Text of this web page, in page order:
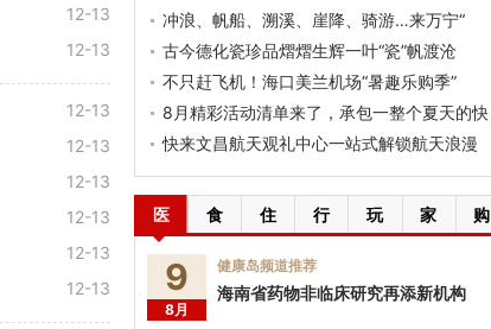
12-13
12-13
12-13
12-13
12-13
12-13
12-13
12-13
冲浪、帆船、溯溪、崖降、骑游…来万宁“
古今德化瓷珍品熠熠生辉一叶“瓷”帆渡沧
不只赶飞机！海口美兰机场“暑趣乐购季”
8月精彩活动清单来了，承包一整个夏天的快
快来文昌航天观礼中心一站式解锁航天浪漫
医 食 住 行 玩 家 购
9
8月
健康岛频道推荐
海南省药物非临床研究再添新机构